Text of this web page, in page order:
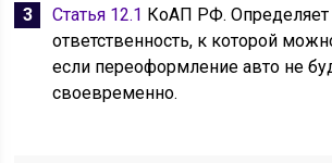
Статья 12.1 КоАП РФ. Определяет
ответственность, к которой
если переоформление авто не
своевременно.